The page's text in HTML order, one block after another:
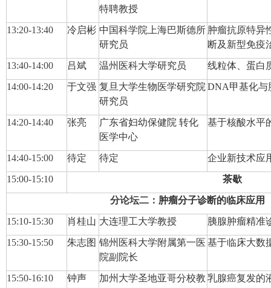
特聘教授
13:20-13:40 冷启彬 中国科学院上海巴斯德所
研究员
肿瘤抗原特异
断及新型免疫
13:40-14:00 吕斌 温州医科大学研究员 线粒体、蛋白
14:00-14:20 于文强 复旦大学生物医学研究院
研究员
DNA甲基化与
14:20-14:40 张亮
广东省妇幼保健院 转化
医学中心
基于核酸水平
14:40-1 5:00 待定 待定 企业新技术应
15:00-15:10 茶歇
分论坛二 ： 肿瘤分子诊断的临床应用
15:10-15:30 肖桂山 大连理工大学教授 胰腺肿瘤精准
15:30-15:50 朱志图 锦州医科大学附属第一医
院副院长
基于临床大数
15:50-16:10 钟声
加州大学圣地亚哥分校教 乳腺癌复发的